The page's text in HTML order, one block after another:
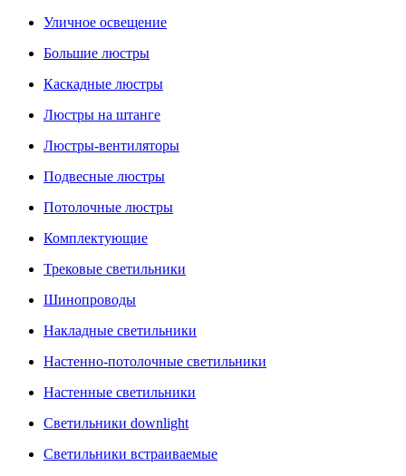
Уличное освещение
Большие люстры
Каскадные люстры
Люстры на штанге
Люстры-вентиляторы
Подвесные люстры
Потолочные люстры
Комплектующие
Трековые светильники
Шинопроводы
Накладные светильники
Настенно-потолочные светильники
Настенные светильники
Светильники downlight
Светильники встраиваемые